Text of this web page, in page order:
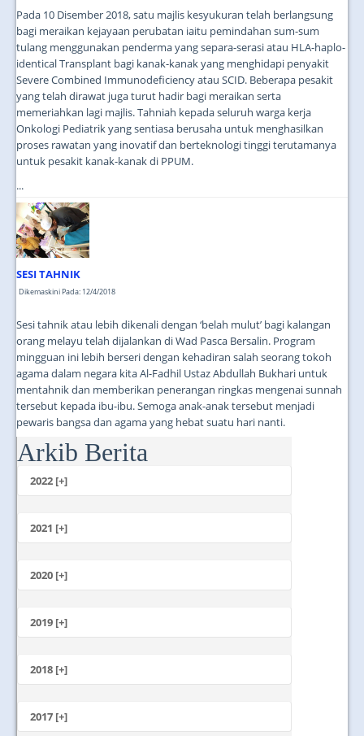
Pada 10 Disember 2018, satu majlis kesyukuran telah berlangsung
bagi meraikan kejayaan perubatan iaitu pemindahan sum-sum
tulang menggunakan penderma yang separa-serasi atau HLA-haplo-
identical Transplant bagi kanak-kanak yang menghidapi penyakit
Severe Combined Immunodeficiency atau SCID. Beberapa pesakit
yang telah dirawat juga turut hadir bagi meraikan serta
memeriahkan lagi majlis. Tahniah kepada seluruh warga kerja
Onkologi Pediatrik yang sentiasa berusaha untuk menghasilkan
proses rawatan yang inovatif dan berteknologi tinggi terutamanya
untuk pesakit kanak-kanak di PPUM.
...
SESI TAHNIK
Dikemaskini Pada: 12/4/2018
Sesi tahnik atau lebih dikenali dengan ‘belah mulut’ bagi kalangan
orang melayu telah dijalankan di Wad Pasca Bersalin. Program
mingguan ini lebih berseri dengan kehadiran salah seorang tokoh
agama dalam negara kita Al-Fadhil Ustaz Abdullah Bukhari untuk
mentahnik dan memberikan penerangan ringkas mengenai sunnah
tersebut kepada ibu-ibu. Semoga anak-anak tersebut menjadi
pewaris bangsa dan agama yang hebat suatu hari nanti.
...
Arkib Berita
2022 [+]
2021 [+]
Oktober
Julai
2020 [+]
Januari
2019 [+]
November
Oktober
Ogos
2018 [+]
November
Oktober
2017 [+]